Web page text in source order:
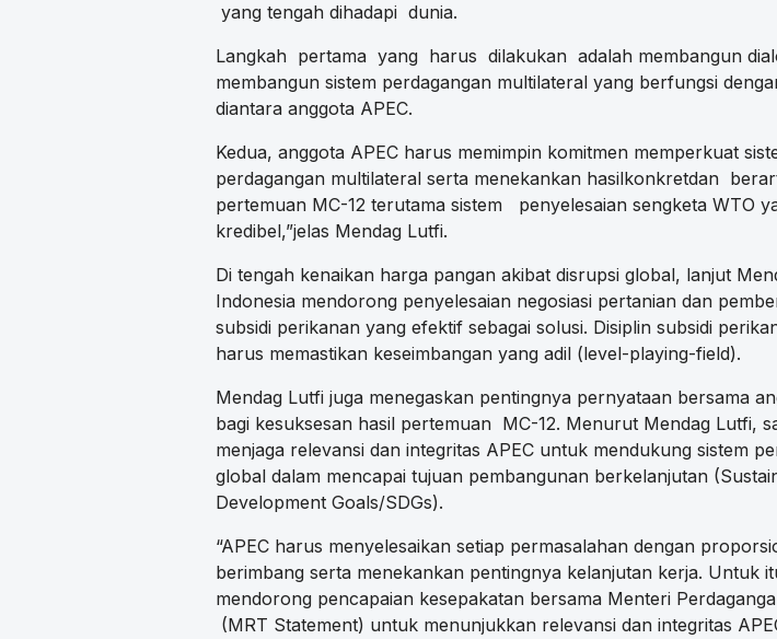
yang tengah dihadapi dunia.
Langkah pertama yang harus dilakukan adalah membangun
membangun sistem perdagangan multilateral yang berfungsi
diantara anggota APEC.
Kedua, anggota APEC harus memimpin komitmen memperkuat
perdagangan multilateral serta menekankan hasilkonkretdan
pertemuan MC-12 terutama sistem penyelesaian sengketa WTO
kredibel,”jelas Mendag Lutfi.
Di tengah kenaikan harga pangan akibat disrupsi global, lanjut
Indonesia mendorong penyelesaian negosiasi pertanian dan
subsidi perikanan yang efektif sebagai solusi. Disiplin subsidi
harus memastikan keseimbangan yang adil (level-playing-field).
Mendag Lutfi juga menegaskan pentingnya pernyataan bersama
bagi kesuksesan hasil pertemuan MC-12. Menurut Mendag Lutfi,
menjaga relevansi dan integritas APEC untuk mendukung sistem
global dalam mencapai tujuan pembangunan berkelanjutan
Development Goals/SDGs).
“APEC harus menyelesaikan setiap permasalahan dengan
berimbang serta menekankan pentingnya kelanjutan kerja. Untuk
mendorong pencapaian kesepakatan bersama Menteri
(MRT Statement) untuk menunjukkan relevansi dan integritas